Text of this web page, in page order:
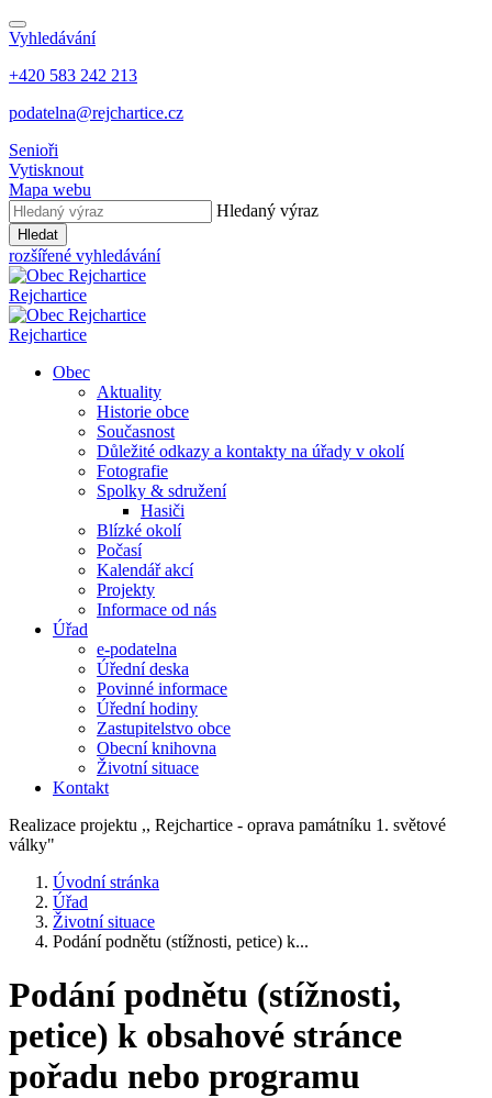
Vyhledávání
+420 583 242 213
podatelna@rejchartice.cz
Senioři
Vytisknout
Mapa webu
Hledaný výraz
Hledat
rozšířené vyhledávání
Rejchartice
Rejchartice
Obec
Aktuality
Historie obce
Současnost
Důležité odkazy a kontakty na úřady v okolí
Fotografie
Spolky & sdružení
Hasiči
Blízké okolí
Počasí
Kalendář akcí
Projekty
Informace od nás
Úřad
e-podatelna
Úřední deska
Povinné informace
Úřední hodiny
Zastupitelstvo obce
Obecní knihovna
Životní situace
Kontakt
Realizace projektu ,, Rejchartice - oprava památníku 1. světové
války"
Úvodní stránka
Úřad
Životní situace
Podání podnětu (stížnosti, petice) k...
Podání podnětu (stížnosti,
petice) k obsahové stránce
pořadu nebo programu